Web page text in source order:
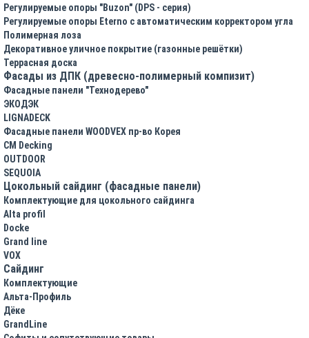
Регулируемые опоры "Buzon" (DPS - серия)
Регулируемые опоры Eterno с автоматическим корректором угла
Полимерная лоза
Декоративное уличное покрытие (газонные решётки)
Террасная доска
Фасады из ДПК (древесно-полимерный компизит)
Фасадные панели "Технодерево"
ЭКОДЭК
LIGNADECK
Фасадные панели WOODVEX пр-во Корея
CM Decking
OUTDOOR
SEQUOIA
Цокольный сайдинг (фасадные панели)
Комплектующие для цокольного сайдинга
Alta profil
Docke
Grand line
VOX
Сайдинг
Комплектующие
Альта-Профиль
Дёке
GrandLine